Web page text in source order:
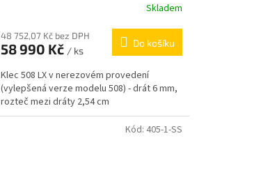
Skladem
48 752,07 Kč bez DPH
58 990 Kč / ks
Do košíku
Klec 508 LX v nerezovém provedení
(vylepšená verze modelu 508) - drát 6 mm,
rozteč mezi dráty 2,54 cm
Kód: 405-1-SS